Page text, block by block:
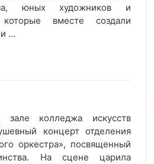
юных художников и
вместе создали
...
колледжа искусств
концерт отделения
оркестра», посвященный
На сцене царила